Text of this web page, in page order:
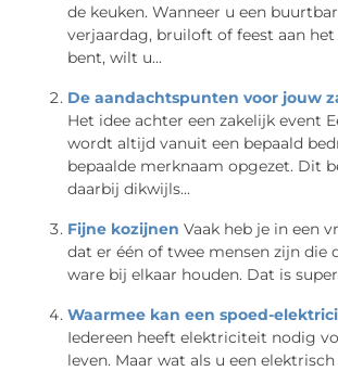
de keuken. Wanneer u een
verjaardag, bruiloft of feest aan
bent, wilt u...
De aandachtspunten voor jouw
Het idee achter een zakelijk event
wordt altijd vanuit een bepaald
bepaalde merknaam opgezet. Dit
daarbij dikwijls...
Fijne kozijnen Vaak heb je in een
dat er één of twee mensen zijn die
ware bij elkaar houden. Dat is
Waarmee kan een spoed-
Iedereen heeft elektriciteit nodig
leven. Maar wat als u een